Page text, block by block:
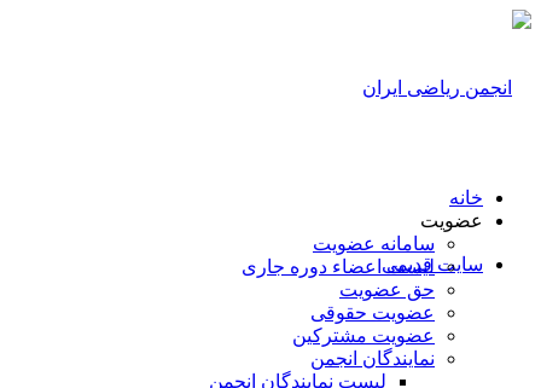
سایت قدیمی
خانه
عضویت
سامانه عضویت
لیست اعضاء دوره جاری
حق عضویت
عضویت حقوقی
عضویت مشترکین
نمایندگان انجمن
لیست نمایندگان انجمن